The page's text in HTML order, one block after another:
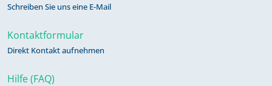
Schreiben Sie uns eine E-Mail
Kontaktformular
Direkt Kontakt aufnehmen
Hilfe (FAQ)